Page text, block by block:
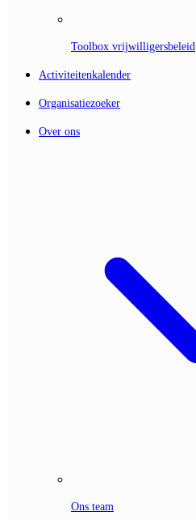
Toolbox vrijwilligersbeleid
Activiteitenkalender
Organisatiezoeker
Over ons
Ons team